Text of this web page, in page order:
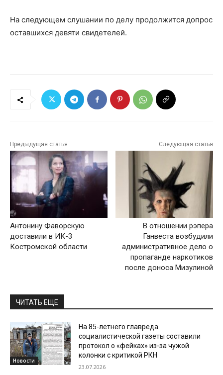
На следующем слушании по делу продолжится допрос
оставшихся девяти свидетелей.
Предыдущая статья
Антонину Фаворскую
доставили в ИК-3
Костромской области
Следующая статья
В отношении рэпера
Ганвеста возбудили
административное дело о
пропаганде наркотиков
после доноса Мизулиной
ЧИТАТЬ ЕЩЕ
Новости
На 85-летнего главреда
социалистической газеты составили
протокол о «фейках» из-за чужой
колонки с критикой РКН
23.07.2026